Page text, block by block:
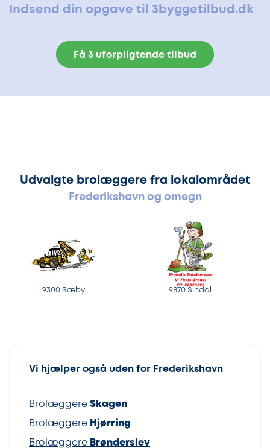
Indsend din opgave til 3byggetilbud.dk
Få 3 uforpligtende tilbud
Udvalgte brolæggere fra lokalområdet
Frederikshavn og omegn
9300 Sæby 9870 Sindal
Vi hjælper også uden for Frederikshavn
Brolæggere Skagen
Brolæggere Hjørring
Brolæggere Brønderslev